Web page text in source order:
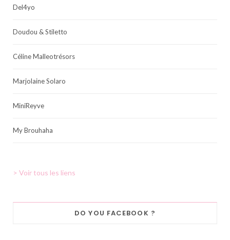
Del4yo
Doudou & Stiletto
Céline Malleotrésors
Marjolaine Solaro
MiniReyve
My Brouhaha
> Voir tous les liens
DO YOU FACEBOOK ?